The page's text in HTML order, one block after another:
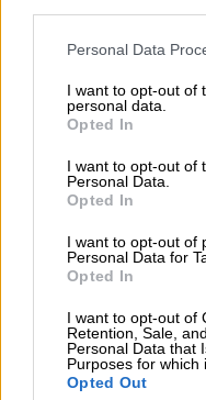
Please note that this
not limited to your visit
grant or deny consent
use your data for below
consent section.
Personal Data
I want to opt-out of
personal data.
Opted In
I want to opt-out of
Personal Data.
Opted In
I want to opt-out of
Personal Data for
Opted In
I want to opt-out of
Retention, Sale,
Personal Data that
Purposes for which
Opted Out
Πολιτική|17.10.2024
«Εμβληματική
Παπανδρέου
Ο πολιτικός
στέλεχος του
υπουργός επί